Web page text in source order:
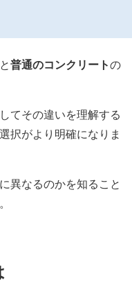
と普通のコンクリートの
てその違いを理解する
択がより明確になりま
異なるのかを知ること